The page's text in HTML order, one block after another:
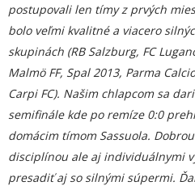
postupovali len tímy z prvých
bolo veľmi kvalitné a viacero
skupinách (RB Salzburg, FC
Malmö FF, Spal 2013, Parma
Carpi FC). Našim chlapcom sa
semifinále kde po remíze 0:0
domácim tímom Sassuola.
disciplínou ale aj individuálnymi
presadiť aj so silnými súpermi.